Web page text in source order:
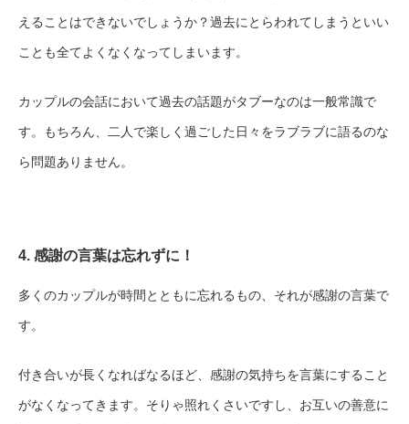
えることはできないでしょうか？過去にとらわれてしまうといい
ことも全てよくなくなってしまいます。
カップルの会話において過去の話題がタブーなのは一般常識で
す。もちろん、二人で楽しく過ごした日々をラブラブに語るのな
ら問題ありません。
4. 感謝の言葉は忘れずに！
多くのカップルが時間とともに忘れるもの、それが感謝の言葉で
す。
付き合いが長くなればなるほど、感謝の気持ちを言葉にすること
がなくなってきます。そりゃ照れくさいですし、お互いの善意に